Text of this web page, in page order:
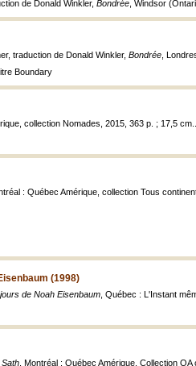
de Donald Winkler, Bondrée , Windsor
traduction de Donald Winkler, Bondrée ,
Boundary
collection Nomades, 2015, 363 p. ; 17,5 cm..
: Québec Amérique, collection Tous
(1998)
de Noah Eisenbaum , Québec : L'Instant
, Montréal : Québec Amérique, Collection